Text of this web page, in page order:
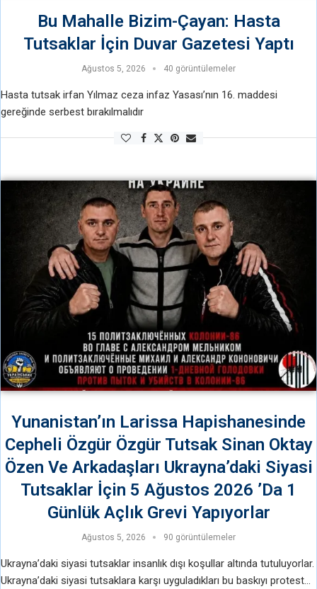
Bu Mahalle Bizim-Çayan: Hasta
Tutsaklar İçin Duvar Gazetesi Yaptı
Ağustos 5, 2026 40 görüntülemeler
Hasta tutsak irfan Yılmaz ceza infaz Yasası’nın 16. maddesi
gereğinde serbest bırakılmalıdır
Yunanistan’ın Larissa Hapishanesinde
Cepheli Özgür Özgür Tutsak Sinan Oktay
Özen Ve Arkadaşları Ukrayna’daki Siyasi
Tutsaklar İçin 5 Ağustos 2026 ’Da 1
Günlük Açlık Grevi Yapıyorlar
Ağustos 5, 2026 90 görüntülemeler
Ukrayna’daki siyasi tutsaklar insanlık dışı koşullar altında tutuluyorlar.
Ukrayna’daki siyasi tutsaklara karşı uyguladıkları bu baskıyı protesto